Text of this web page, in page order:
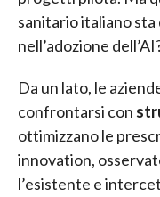
sanitario italiano
nell’adozione
Da un lato, le
confrontarsi con
ottimizzano le
innovation,
l’esistente e